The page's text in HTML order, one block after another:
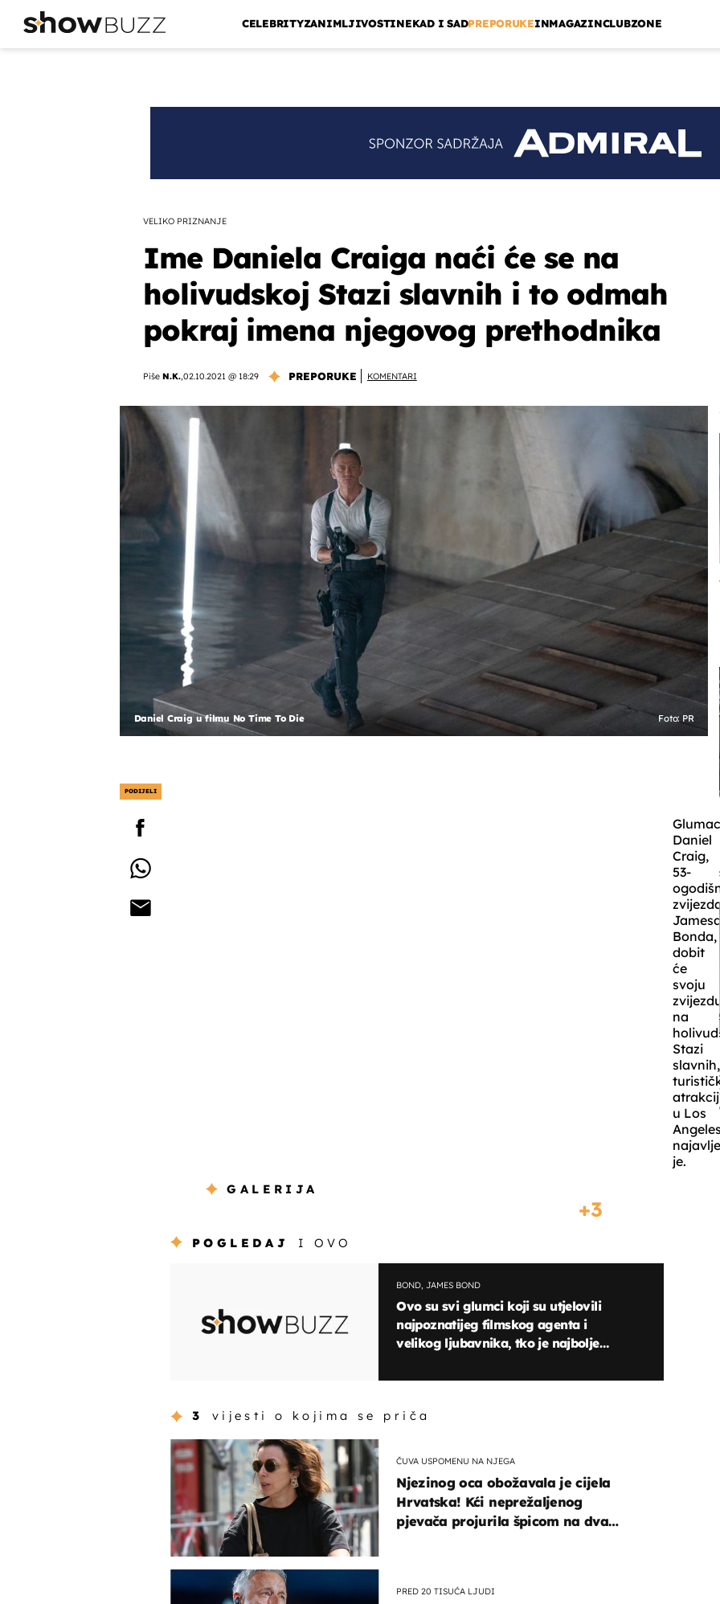
CELEBRITYZANIMLJIVOSTINEKAD I SADPREPORUKEINMAGAZINCLUBZONE
VELIKO PRIZNANJE
Ime Daniela Craiga naći će se na
holivudskoj Stazi slavnih i to odmah
pokraj imena njegovog prethodnika
Piše N.K.,02.10.2021 @ 18:29 PREPORUKE KOMENTARI
Daniel Craig u filmu No Time To Die Foto: PR
PODIJELI
Glumac
Daniel
Craig,
53-
Bonda,
dobit
će
svoju
zvijezdu
na
Stazi
slavnih,
u Los
je.
GALERIJA
3
POGLEDAJ I OVO
BOND, JAMES BOND
Ovo su svi glumci koji su utjelovili
najpoznatijeg filmskog agenta i
velikog ljubavnika, tko je najbolje
3 vijesti o kojima se priča
ČUVA USPOMENU NA NJEGA
Njezinog oca obožavala je cijela
Hrvatska! Kći neprežaljenog
pjevača projurila špicom na dva
PRED 20 TISUĆA LJUDI